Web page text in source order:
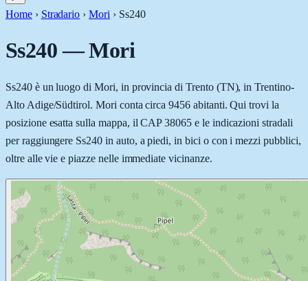
Home › Stradario › Mori › Ss240
Ss240—Mori
Ss240 è un luogo di Mori, in provincia di Trento (TN), in Trentino-
Alto Adige/Südtirol. Mori conta circa 9456 abitanti. Qui trovi la
posizione esatta sulla mappa, il CAP 38065 e le indicazioni stradali
per raggiungere Ss240 in auto, a piedi, in bici o con i mezzi pubblici,
oltre alle vie e piazze nelle immediate vicinanze.